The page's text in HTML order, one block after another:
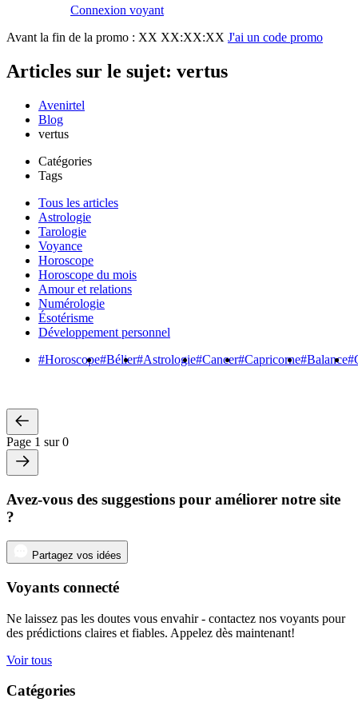
Connexion voyant
Avant la fin de la promo : XX XX:XX:XX J'ai un code promo
Articles sur le sujet: vertus
Avenirtel
Blog
vertus
Catégories
Tags
Tous les articles
Astrologie
Tarologie
Voyance
Horoscope
Horoscope du mois
Amour et relations
Numérologie
Ésotérisme
Développement personnel
#Horoscope#Bélier#Astrologie#Cancer#Capricorne#Balance
Page 1 sur 0
Avez-vous des suggestions pour améliorer notre site
?
Partagez vos idées
Voyants connecté
Ne laissez pas les doutes vous envahir - contactez nos voyants pour
des prédictions claires et fiables. Appelez dès maintenant!
Voir tous
Catégories